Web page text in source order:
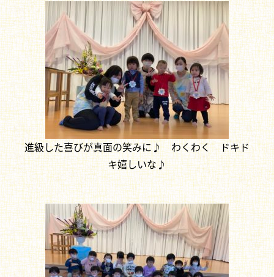
進級した喜びが真面の笑みに♪ わくわく ドキド
キ嬉しいな♪